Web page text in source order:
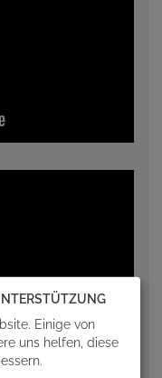
Einige von
uns helfen, diese